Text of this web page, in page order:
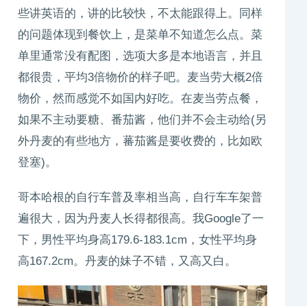
些讲英语的，讲的比较快，不太能跟得上。同样
的问题体现到餐饮上，是菜单不知道怎么点。菜
单里通常没有配图，选项大多是本地语言，并且
都很贵，平均3倍物价的样子吧。麦当劳大概2倍
物价，然而感觉不如国内好吃。在麦当劳点餐，
如果不主动要糖、番茄酱，他们并不会主动给(另
外丹麦的有些地方，蕃茄酱是要收费的，比如欧
登塞)。
哥本哈根的自行车普及率相当高，自行车车架普
遍很大，因为丹麦人长得都很高。我Google了一
下，男性平均身高179.6-183.1cm，女性平均身
高167.2cm。丹麦的妹子不错，又高又白。